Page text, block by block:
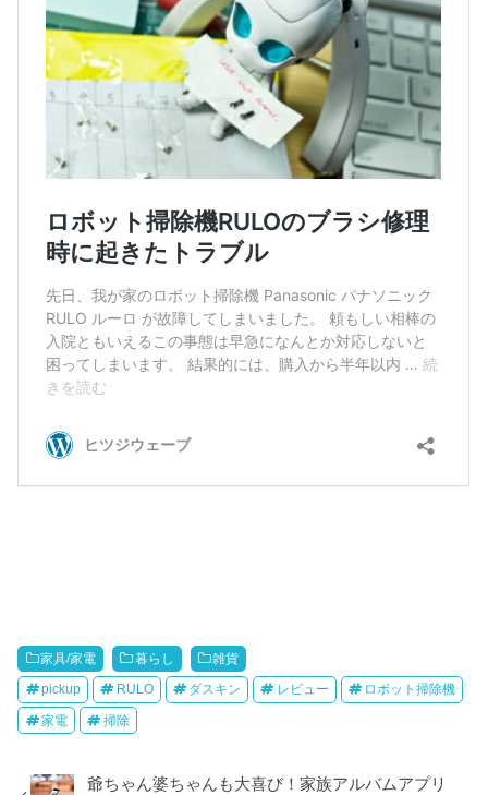
家具/家電 暮らし 雑貨
pickup RULO ダスキン レビュー ロボット掃除機
家電 掃除
爺ちゃん婆ちゃんも大喜び！家族アルバムアプリ